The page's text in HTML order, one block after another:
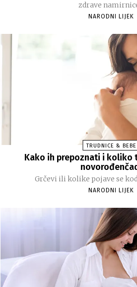
zdrave
NARODNI LIJEK
TRUDNICE & BEBE
Kako ih prepoznati i koliko
Grčevi ili kolike pojave se
NARODNI LIJEK